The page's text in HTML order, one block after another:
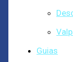
Guias